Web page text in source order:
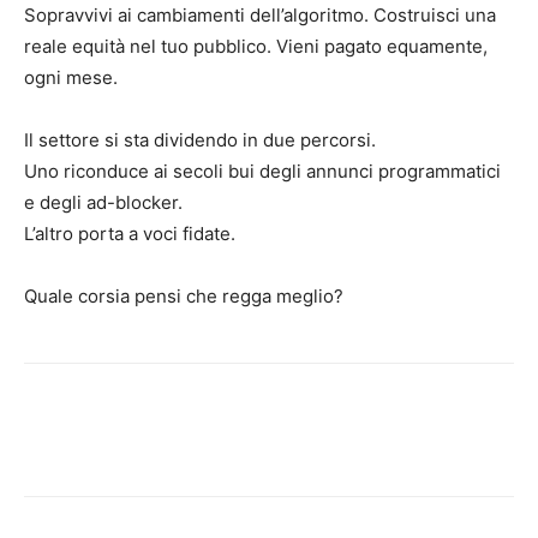
Sopravvivi ai cambiamenti dell’algoritmo. Costruisci una
reale equità nel tuo pubblico. Vieni pagato equamente,
ogni mese.
Il settore si sta dividendo in due percorsi.
Uno riconduce ai secoli bui degli annunci programmatici
e degli ad-blocker.
L’altro porta a voci fidate.
Quale corsia pensi che regga meglio?